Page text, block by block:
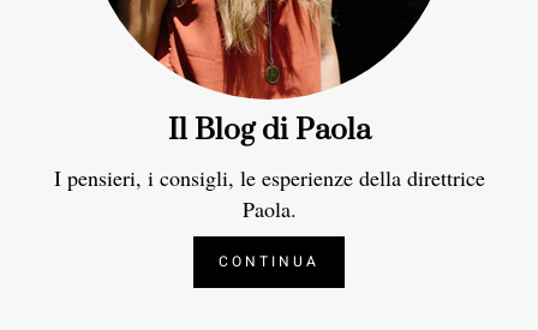
Il Blog di Paola
I pensieri, i consigli, le esperienze della direttrice
Paola.
CONTINUA